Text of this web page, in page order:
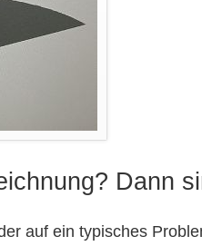
Dann
auf ein typisches